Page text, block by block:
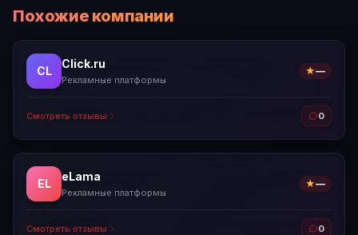
Похожие компании
CL
Click.ru
Рекламные платформы
★—
Смотреть отзывы 0
EL
eLama
Рекламные платформы
★—
Смотреть отзывы 0